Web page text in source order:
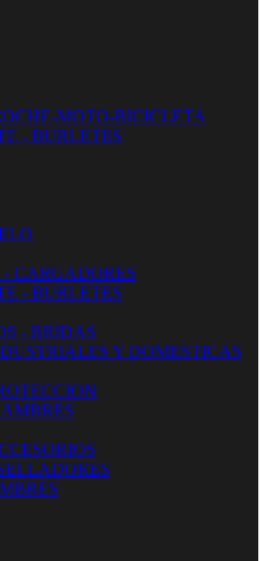
MOTO-BICICLETA
- BURLETES
CARGADORES
- BURLETES
- BRIDAS
Y DOMESTICAS